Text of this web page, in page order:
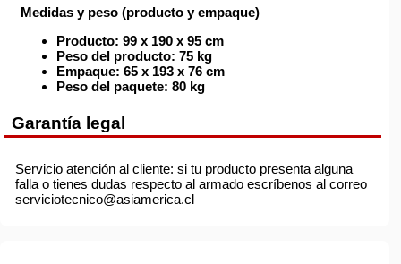
Medidas y peso (producto y empaque)
Producto: 99 x 190 x 95 cm
Peso del producto: 75 kg
Empaque: 65 x 193 x 76 cm
Peso del paquete: 80 kg
Garantía legal
Servicio atención al cliente: si tu producto presenta alguna
falla o tienes dudas respecto al armado escríbenos al correo
serviciotecnico@asiamerica.cl